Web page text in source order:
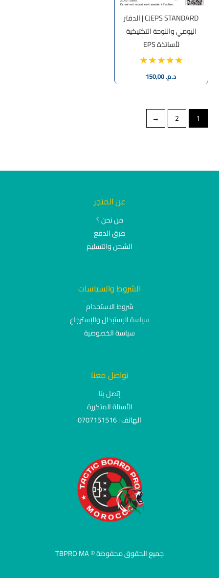
CJEPS STANDARD | الدفتر
اليومي واللوحة التكتيكية
لأساتذة EPS
د.م.150,00
1
2
←
عن المتجر
من نحن ؟
طرق الدفع
الشحن والتسليم
الشروط والسياسات
شروط الاستخدام
سياسة الإستبدال والإسترجاع
سياسة الخصوصية
تواصل معنا
إتصل بنا
الأسئلة المتكررة
الهاتف : 0707151516
جميع الحقوق محفوظة © TBPRO MA